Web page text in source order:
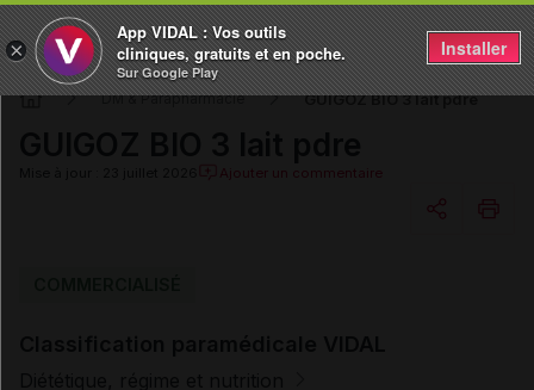
DM & Parapharmacie GUIGOZ BIO 3 lait pdre
Ajouter un commentaire
×
App VIDAL : Vos outils
cliniques, gratuits et en poche.
Sur Google Play
Installer